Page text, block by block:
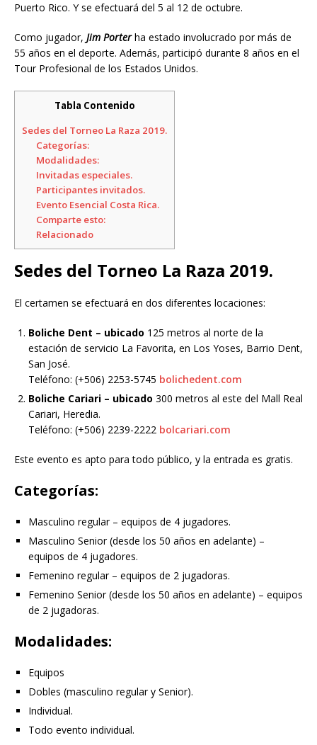
Puerto Rico. Y se efectuará del 5 al 12 de octubre.
Como jugador, Jim Porterha estado involucrado por más de
55 años en el deporte. Además, participó durante 8 años en el
Tour Profesional de los Estados Unidos.
Tabla Contenido
Sedes del Torneo La Raza 2019.
Categorías:
Modalidades:
Invitadas especiales.
Participantes invitados.
Evento Esencial Costa Rica.
Comparte esto:
Relacionado
Sedes del Torneo La Raza 2019.
El certamen se efectuará en dos diferentes locaciones:
Boliche Dent – ubicado 125 metros al norte de la
estación de servicio La Favorita, en Los Yoses, Barrio Dent,
San José.
Teléfono: (+506) 2253-5745 bolichedent.com
Boliche Cariari – ubicado 300 metros al este del Mall Real
Cariari, Heredia.
Teléfono: (+506) 2239-2222 bolcariari.com
Este evento es apto para todo público, y la entrada es gratis.
Categorías:
Masculino regular – equipos de 4 jugadores.
Masculino Senior (desde los 50 años en adelante) –
equipos de 4 jugadores.
Femenino regular – equipos de 2 jugadoras.
Femenino Senior (desde los 50 años en adelante) – equipos
de 2 jugadoras.
Modalidades:
Equipos
Dobles (masculino regular y Senior).
Individual.
Todo evento individual.